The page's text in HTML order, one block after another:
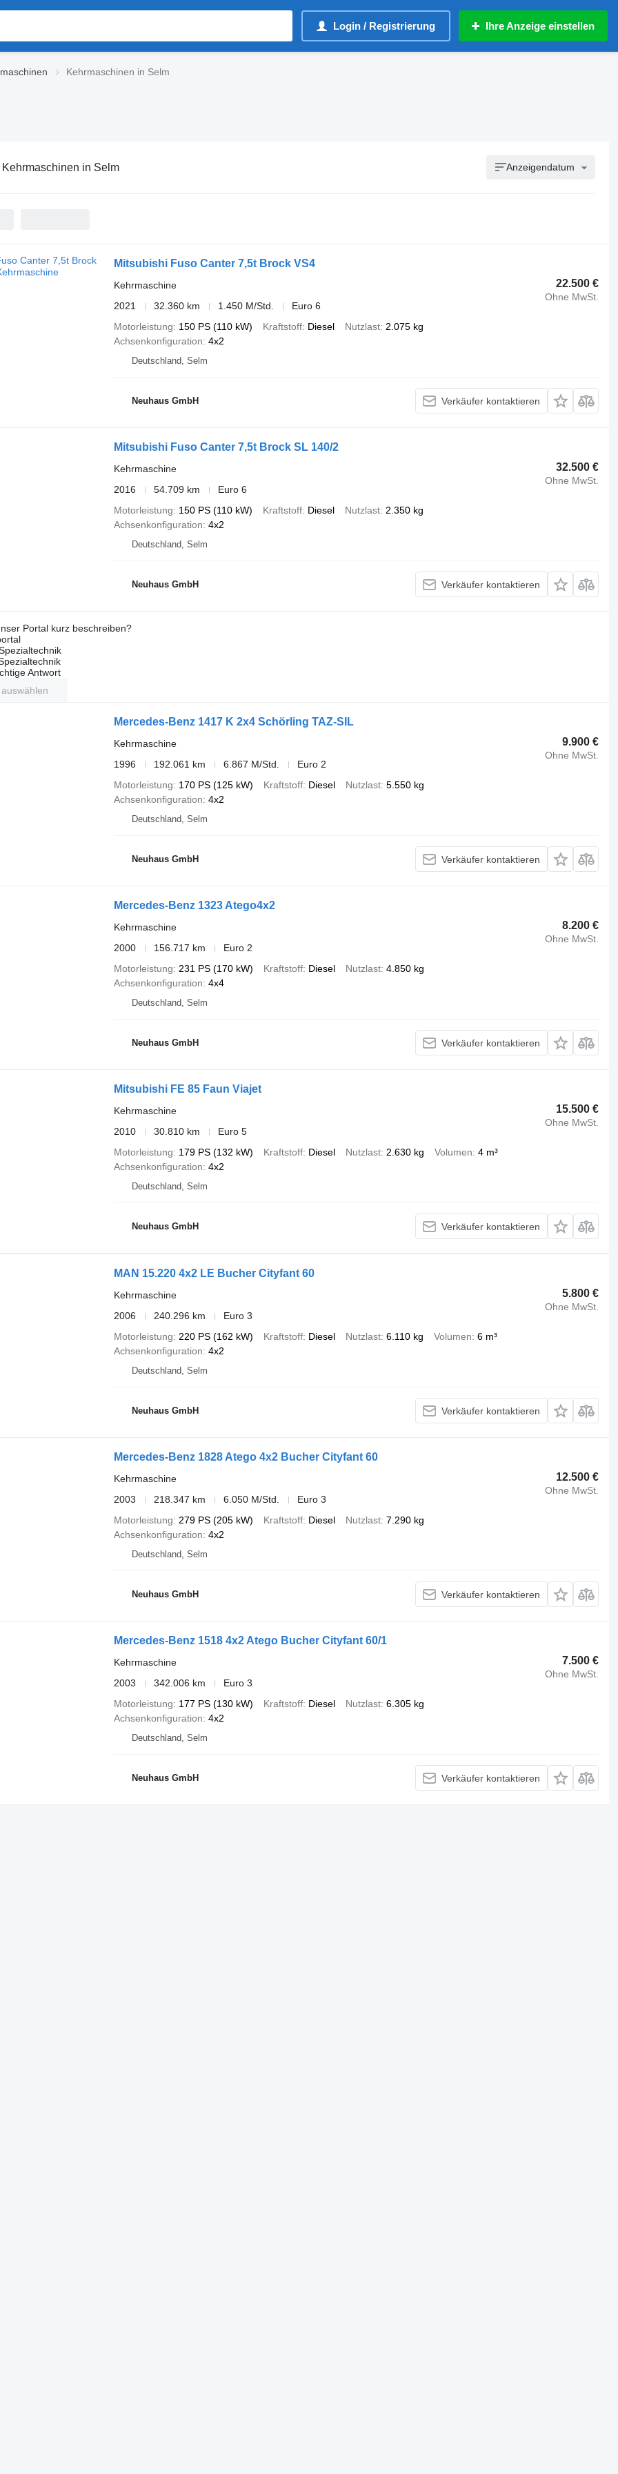
Login / Registrierung Ihre Anzeige einstellen
Kehrmaschinen in Selm
Kehrmaschinen in Selm Anzeigendatum
Mitsubishi Fuso Canter 7,5t Brock VS4
22.500 €
Ohne MwSt.
Kehrmaschine
2021
32.360 km 1.450 M/Std.
Euro 6
Motorleistung
150 PS (110 kW) Kraftstoff Diesel Nutzlast 2.075 kg
Achsenkonfiguration 4x2
Deutschland, Selm
Neuhaus GmbH Verkäufer kontaktieren
Mitsubishi Fuso Canter 7,5t Brock SL 140/2
32.500 €
Ohne MwSt.
Kehrmaschine
2016
54.709 km
Euro 6
Motorleistung
150 PS (110 kW) Kraftstoff Diesel Nutzlast 2.350 kg
Achsenkonfiguration 4x2
Deutschland, Selm
Neuhaus GmbH Verkäufer kontaktieren
Portal kurz beschreiben?
Antwort
Mercedes-Benz 1417 K 2x4 Schörling TAZ-SIL
9.900 €
Ohne MwSt.
Kehrmaschine
1996
192.061 km 6.867 M/Std.
Euro 2
Motorleistung
170 PS (125 kW) Kraftstoff Diesel Nutzlast 5.550 kg
Achsenkonfiguration 4x2
Deutschland, Selm
Neuhaus GmbH Verkäufer kontaktieren
Mercedes-Benz 1323 Atego4x2
8.200 €
Ohne MwSt.
Kehrmaschine
2000
156.717 km
Euro 2
Motorleistung
231 PS (170 kW) Kraftstoff Diesel Nutzlast 4.850 kg
Achsenkonfiguration 4x4
Deutschland, Selm
Neuhaus GmbH Verkäufer kontaktieren
Mitsubishi FE 85 Faun Viajet
15.500 €
Ohne MwSt.
Kehrmaschine
2010
30.810 km
Euro 5
Motorleistung
179 PS (132 kW) Kraftstoff Diesel Nutzlast 2.630 kg Volumen 4 m³
Achsenkonfiguration 4x2
Deutschland, Selm
Neuhaus GmbH Verkäufer kontaktieren
MAN 15.220 4x2 LE Bucher Cityfant 60
5.800 €
Ohne MwSt.
Kehrmaschine
2006
240.296 km
Euro 3
Motorleistung
220 PS (162 kW) Kraftstoff Diesel Nutzlast 6.110 kg Volumen 6 m³
Achsenkonfiguration 4x2
Deutschland, Selm
Neuhaus GmbH Verkäufer kontaktieren
Mercedes-Benz 1828 Atego 4x2 Bucher Cityfant 60
12.500 €
Ohne MwSt.
Kehrmaschine
2003
218.347 km 6.050 M/Std.
Euro 3
Motorleistung
279 PS (205 kW) Kraftstoff Diesel Nutzlast 7.290 kg
Achsenkonfiguration 4x2
Deutschland, Selm
Neuhaus GmbH Verkäufer kontaktieren
Mercedes-Benz 1518 4x2 Atego Bucher Cityfant 60/1
7.500 €
Ohne MwSt.
Kehrmaschine
2003
342.006 km
Euro 3
Motorleistung
177 PS (130 kW) Kraftstoff Diesel Nutzlast 6.305 kg
Achsenkonfiguration 4x2
Deutschland, Selm
Neuhaus GmbH Verkäufer kontaktieren